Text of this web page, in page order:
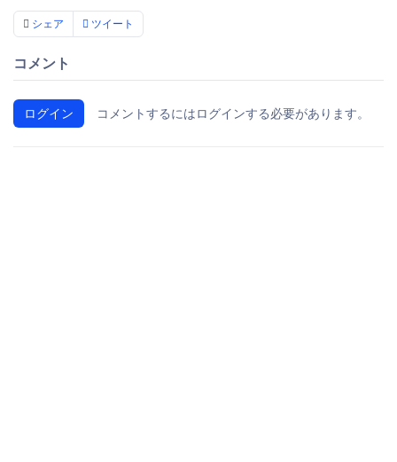
シェア ツイート
コメント
ログイン コメントするにはログインする必要があります。